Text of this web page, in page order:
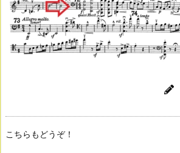
こちらもどうぞ！